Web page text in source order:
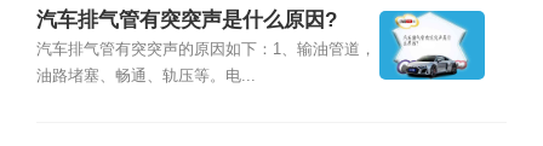
汽车排气管有突突声是什么原因?
汽车排气管有突突声的原因如下：1、输油管道，
油路堵塞、畅通、轨压等。电...